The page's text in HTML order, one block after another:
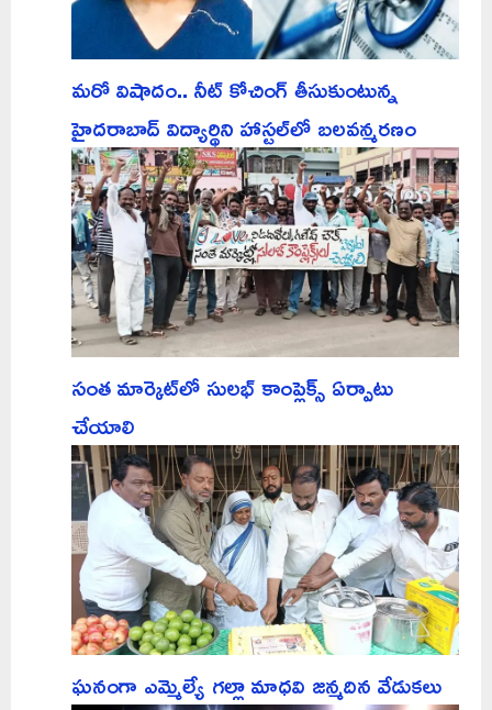
మరో విషాదం.. నీట్ కోచింగ్ తీసుకుంటున్న
హైదరాబాద్ విద్యార్థిని హాస్టల్‌లో బలవన్మరణం
సంత మార్కెట్‌లో సులభ్ కాంప్లెక్స్ ఏర్పాటు
చేయాలి
ఘనంగా ఎమ్మెల్యే గల్లా మాధవి జన్మదిన వేడుకలు